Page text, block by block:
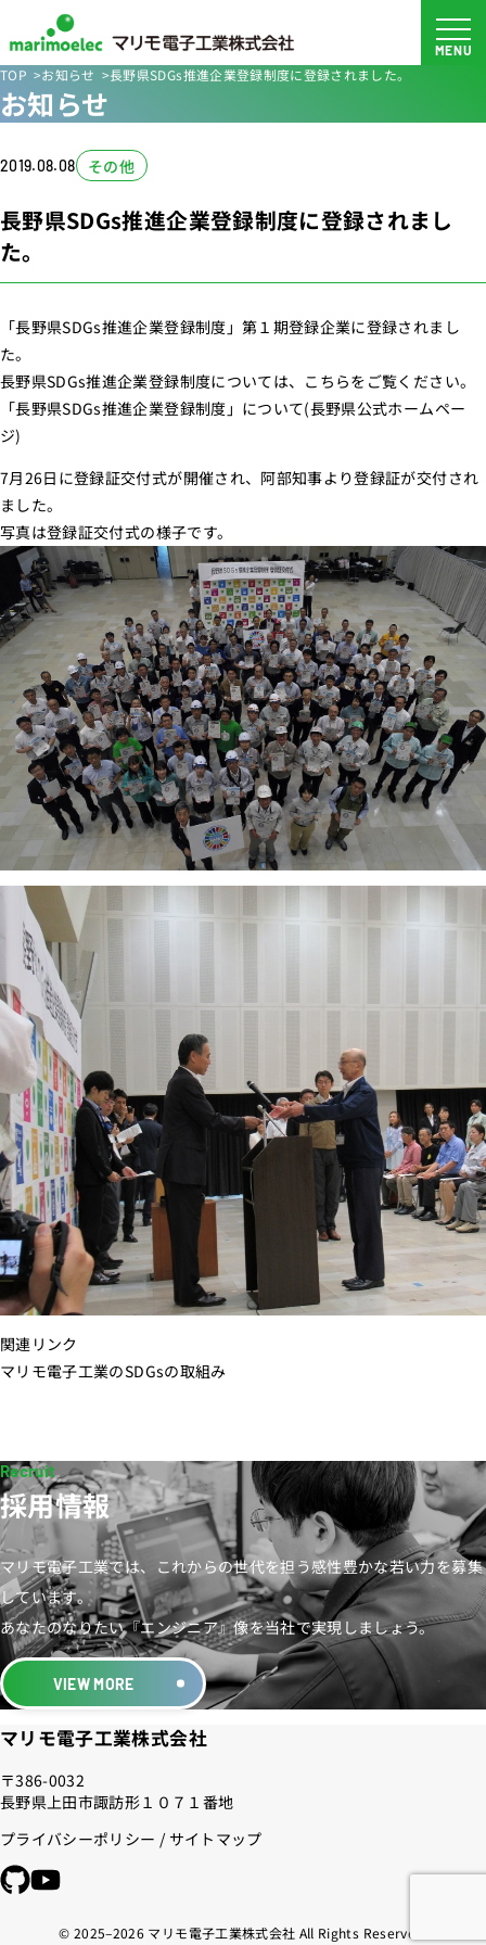
TOP お知らせ 長野県SDGs推進企業登録制度に登録されました。
お知らせ
2019.08.08 その他
長野県SDGs推進企業登録制度に登録されまし
た。
「長野県SDGs推進企業登録制度」第１期登録企業に登録されまし
た。
長野県SDGs推進企業登録制度については、こちらをご覧ください。
「長野県SDGs推進企業登録制度」について(長野県公式ホームペー
ジ)
7月26日に登録証交付式が開催され、阿部知事より登録証が交付され
ました。
写真は登録証交付式の様子です。
関連リンク
マリモ電子工業のSDGsの取組み
採用情報
マリモ電子工業では、これからの世代を担う感性豊かな若い力を募集
しています。
あなたのなりたい『エンジニア』像を当社で実現しましょう。
VIEW MORE
マリモ電子工業株式会社
〒386-0032
長野県上田市諏訪形１０７１番地
プライバシーポリシー / サイトマップ
© 2025–2026 マリモ電子工業株式会社 All Rights Reserved.